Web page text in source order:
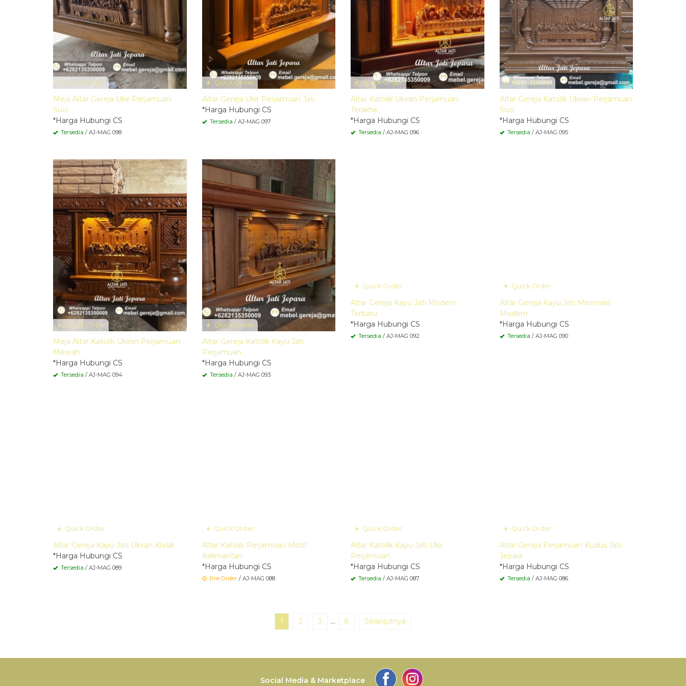
Quick Order
Meja Altar Gereja Ukir Perjamuan
Suci
*Harga Hubungi CS
Tersedia / AJ-MAG 098
Quick Order
Altar Gereja Ukir Perjamuan Jati
*Harga Hubungi CS
Tersedia / AJ-MAG 097
Quick Order
Altar Katolik Ukiran Perjamuan
Terakhir
*Harga Hubungi CS
Tersedia / AJ-MAG 096
Quick Order
Altar Gereja Katolik Ukiran Perjamuan
Suci
*Harga Hubungi CS
Tersedia / AJ-MAG 095
Quick Order
Meja Altar Katolik Ukiran Perjamuan
Mewah
*Harga Hubungi CS
Tersedia / AJ-MAG 094
Quick Order
Altar Gereja Katolik Kayu Jati
Perjamuan
*Harga Hubungi CS
Tersedia / AJ-MAG 093
Quick Order
Altar Gereja Kayu Jati Modern
Terbaru
*Harga Hubungi CS
Tersedia / AJ-MAG 092
Quick Order
Altar Gereja Kayu Jati Minimalis
Modern
*Harga Hubungi CS
Tersedia / AJ-MAG 090
Quick Order
Altar Gereja Kayu Jati Ukiran Klasik
*Harga Hubungi CS
Tersedia / AJ-MAG 089
Quick Order
Altar Katolik Perjamuan Motif
Kalimantan
*Harga Hubungi CS
Pre Order / AJ-MAG 088
Quick Order
Altar Katolik Kayu Jati Ukir
Perjamuan
*Harga Hubungi CS
Tersedia / AJ-MAG 087
Quick Order
Altar Gereja Perjamuan Kudus Jati
Jepara
*Harga Hubungi CS
Tersedia / AJ-MAG 086
1 2 3 … 8 Selanjutnya
Social Media & Marketplace